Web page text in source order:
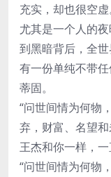
充实，却也很空虚
尤其是一个人的
到黑暗背后，全
有一份单纯不带
蒂固。
“问世间情为何物
弃，财富、名望
王杰和你一样，一
“问世间情为何物